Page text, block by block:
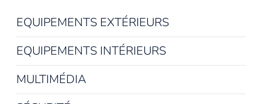
EQUIPEMENTS EXTÉRIEURS
EQUIPEMENTS INTÉRIEURS
MULTIMÉDIA